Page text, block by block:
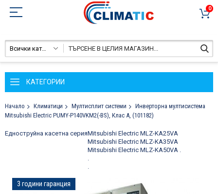
0
Всички категории
КАТЕГОРИИ
Начало Климатици Мултисплит системи
Инверторна мултисистема
Mitsubishi Electric PUMY-P140VKM2(-BS), Клас А, (101182)
Преминете
към
3 години гаранция
Едноструйна касетна серияMitsubishi Electric MLZ-KA25VA
Mitsubishi Electric MLZ-KA35VA
Mitsubishi Electric MLZ-KA50VA